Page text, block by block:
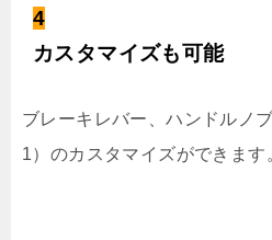
4
カスタマイズも可能
ブレーキレバー、ハンドルノ
1）のカスタマイズができます